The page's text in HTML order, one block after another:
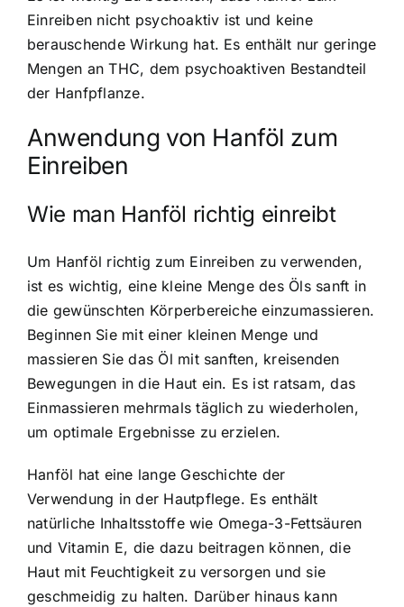
Einreiben nicht psychoaktiv ist und keine
berauschende Wirkung hat. Es enthält nur geringe
Mengen an THC, dem psychoaktiven Bestandteil
der Hanfpflanze.
Anwendung von Hanföl zum
Einreiben
Wie man Hanföl richtig einreibt
Um Hanföl richtig zum Einreiben zu verwenden,
ist es wichtig, eine kleine Menge des Öls sanft in
die gewünschten Körperbereiche einzumassieren.
Beginnen Sie mit einer kleinen Menge und
massieren Sie das Öl mit sanften, kreisenden
Bewegungen in die Haut ein. Es ist ratsam, das
Einmassieren mehrmals täglich zu wiederholen,
um optimale Ergebnisse zu erzielen.
Hanföl hat eine lange Geschichte der
Verwendung in der Hautpflege. Es enthält
natürliche Inhaltsstoffe wie Omega-3-Fettsäuren
und Vitamin E, die dazu beitragen können, die
Haut mit Feuchtigkeit zu versorgen und sie
geschmeidig zu halten. Darüber hinaus kann